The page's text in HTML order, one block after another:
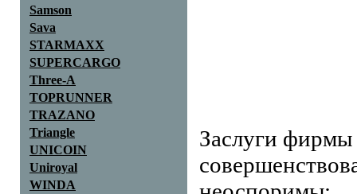
Samson
Sava
STARMAXX
SUPERCARGO
Three-A
TOPRUNNER
TRAZANO
Triangle
UNICOIN
Uniroyal
WINDA
Заслуги